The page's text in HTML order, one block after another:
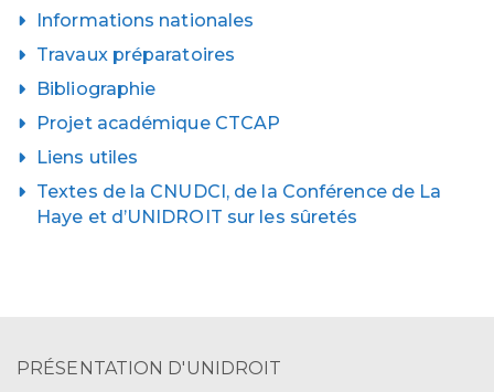
Informations nationales
Travaux préparatoires
Bibliographie
Projet académique CTCAP
Liens utiles
Textes de la CNUDCI, de la Conférence de La
Haye et d’UNIDROIT sur les sûretés
PRÉSENTATION D'UNIDROIT